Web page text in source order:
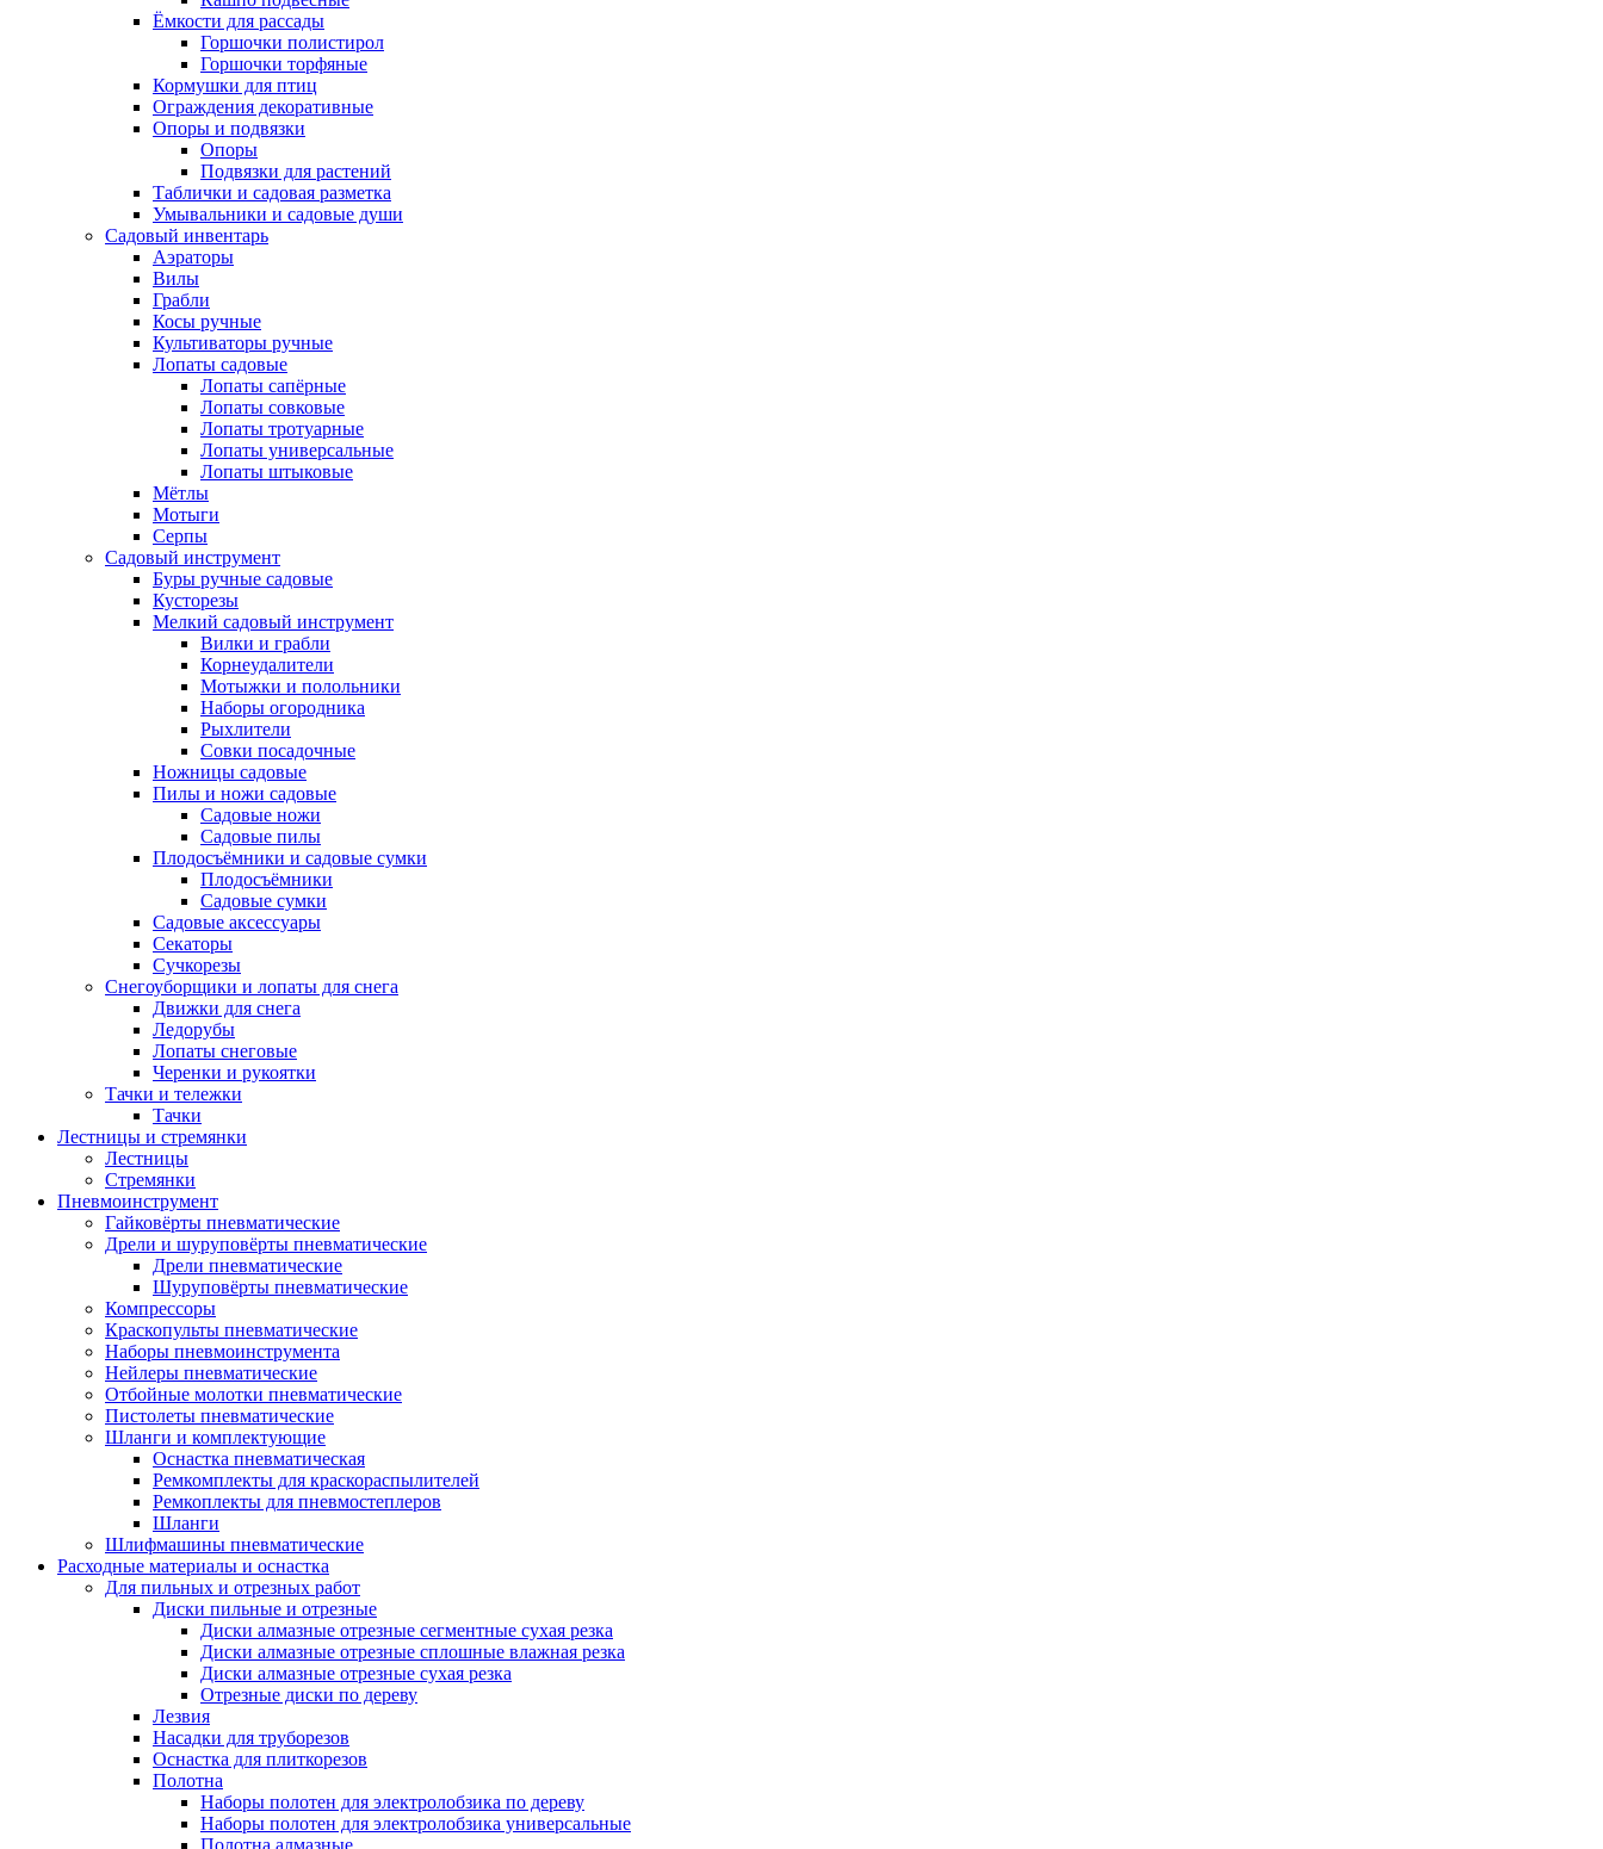
Ёмкости для рассады
Горшочки полистирол
Горшочки торфяные
Кормушки для птиц
Ограждения декоративные
Опоры и подвязки
Опоры
Подвязки для растений
Таблички и садовая разметка
Умывальники и садовые души
Садовый инвентарь
Аэраторы
Вилы
Грабли
Косы ручные
Культиваторы ручные
Лопаты садовые
Лопаты сапёрные
Лопаты совковые
Лопаты тротуарные
Лопаты универсальные
Лопаты штыковые
Мётлы
Мотыги
Серпы
Садовый инструмент
Буры ручные садовые
Кусторезы
Мелкий садовый инструмент
Вилки и грабли
Корнеудалители
Мотыжки и полольники
Наборы огородника
Рыхлители
Совки посадочные
Ножницы садовые
Пилы и ножи садовые
Садовые ножи
Садовые пилы
Плодосъёмники и садовые сумки
Плодосъёмники
Садовые сумки
Садовые аксессуары
Секаторы
Сучкорезы
Снегоуборщики и лопаты для снега
Движки для снега
Ледорубы
Лопаты снеговые
Черенки и рукоятки
Тачки и тележки
Тачки
Лестницы и стремянки
Лестницы
Стремянки
Пневмоинструмент
Гайковёрты пневматические
Дрели и шуруповёрты пневматические
Дрели пневматические
Шуруповёрты пневматические
Компрессоры
Краскопульты пневматические
Наборы пневмоинструмента
Нейлеры пневматические
Отбойные молотки пневматические
Пистолеты пневматические
Шланги и комплектующие
Оснастка пневматическая
Ремкомплекты для краскораспылителей
Ремкоплекты для пневмостеплеров
Шланги
Шлифмашины пневматические
Расходные материалы и оснастка
Для пильных и отрезных работ
Диски пильные и отрезные
Диски алмазные отрезные сегментные сухая резка
Диски алмазные отрезные сплошные влажная резка
Диски алмазные отрезные сухая резка
Отрезные диски по дереву
Лезвия
Насадки для труборезов
Оснастка для плиткорезов
Полотна
Наборы полотен для электролобзика по дереву
Наборы полотен для электролобзика универсальные
Полотна алмазные